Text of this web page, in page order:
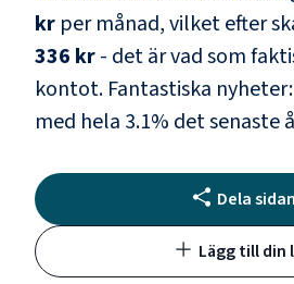
kr per månad, vilket efter
336 kr- det är vad som
kontot. Fantastiska
med hela 3.1% det senaste
Dela sidan
Lägg till din